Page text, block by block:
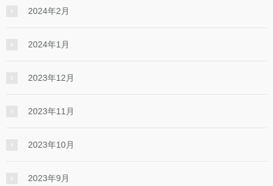
2024年2月
2024年1月
2023年12月
2023年11月
2023年10月
2023年9月